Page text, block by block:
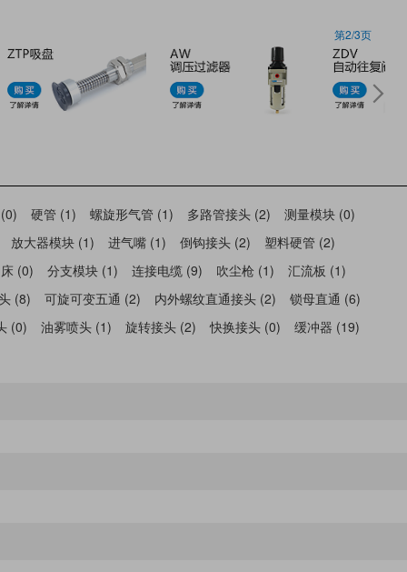
第2/3页

硬管 (1) 螺旋形气管 (1) 多路管接头 (2)
测量模块 (0)
放大器模块 (1)
进气嘴 (1) 倒钩接头 (2)
塑料硬管 (2)
(0)
分支模块 (1) 连接电缆 (9) 吹尘枪 (1)
汇流板 (1)
(8)
可旋可变五通 (2) 内外螺纹直通接头 (2)
锁母直通 (6)
(0)
油雾喷头 (1) 旋转接头 (2) 快换接头 (0) 缓冲器 (19)